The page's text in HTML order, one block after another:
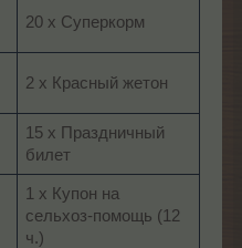
20 х Суперкорм
2 х Красный жетон
15 х Праздничный
билет
1 х Купон на
сельхоз-помощь (12
ч.)